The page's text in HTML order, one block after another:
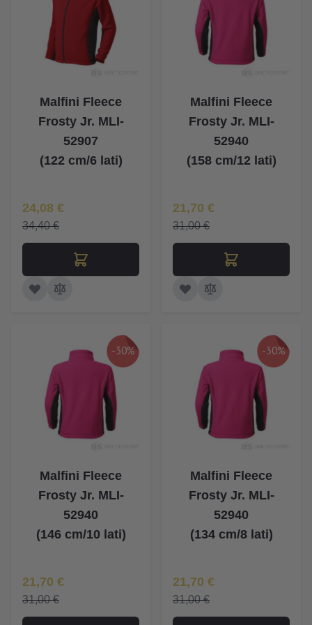
Malfini Fleece
Frosty Jr. MLI-
52907
(122 cm/6 lati)
Īpaša Cena
24,08 €
34,40 €
Malfini Fleece
Frosty Jr. MLI-
52940
(158 cm/12 lati)
Īpaša Cena
21,70 €
31,00 €
-30%
Malfini Fleece
Frosty Jr. MLI-
52940
(146 cm/10 lati)
Īpaša Cena
21,70 €
31,00 €
-30%
Malfini Fleece
Frosty Jr. MLI-
52940
(134 cm/8 lati)
Īpaša Cena
21,70 €
31,00 €